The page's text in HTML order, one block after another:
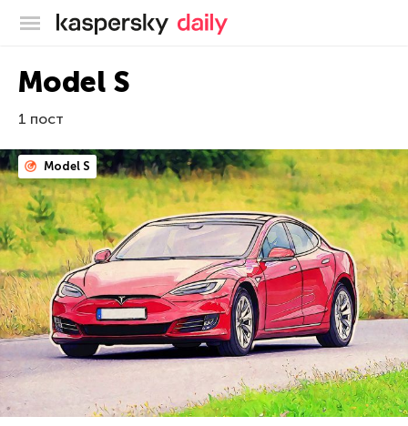
Блог Касперского
Model S
1 пост
Model S